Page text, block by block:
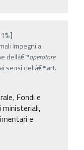
Impegni a
dellâ€™operatore
sensi dellâ€™art.
Fondi e
e